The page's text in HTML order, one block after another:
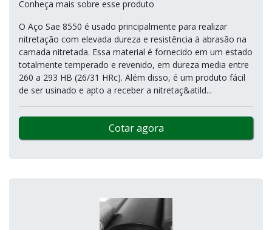
Conheça mais sobre esse produto
O Aço Sae 8550 é usado principalmente para realizar
nitretação com elevada dureza e resistência à abrasão na
camada nitretada. Essa material é fornecido em um estado
totalmente temperado e revenido, em dureza media entre
260 a 293 HB (26/31 HRc). Além disso, é um produto fácil
de ser usinado e apto a receber a nitretaç&atild...
Cotar agora